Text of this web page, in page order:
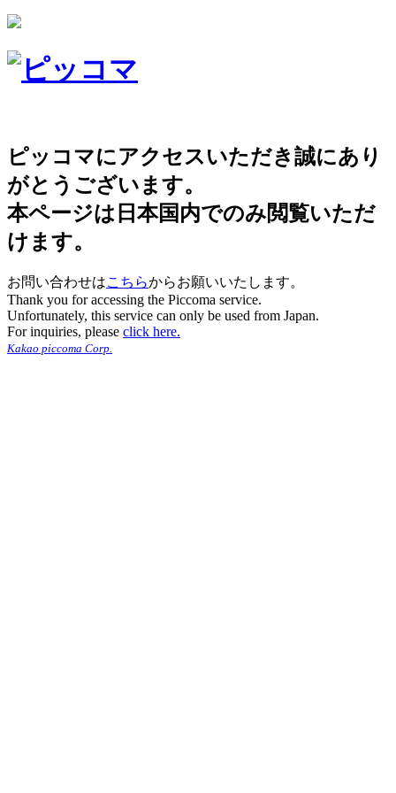
ピッコマにアクセスいただき誠にあり
がとうございます。
本ページは日本国内でのみ閲覧いただ
けます。
お問い合わせはこちらからお願いいたします。
Thank you for accessing the Piccoma service.
Unfortunately, this service can only be used from Japan.
For inquiries, please click here.
Kakao piccoma Corp.